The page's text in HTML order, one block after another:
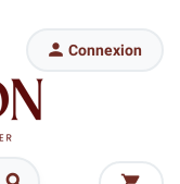
 Connexion